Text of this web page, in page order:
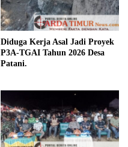
Diduga Kerja Asal Jadi Proyek
P3A-TGAI Tahun 2026 Desa
Patani.